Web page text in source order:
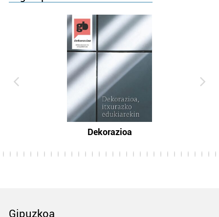
Dekorazioa
Gipuzkoa